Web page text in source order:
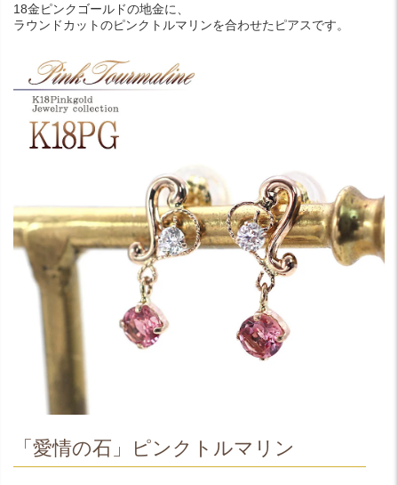
18金ピンクゴールドの地金に、
ラウンドカットのピンクトルマリンを合わせたピアスです。
「愛情の石」ピンクトルマリン